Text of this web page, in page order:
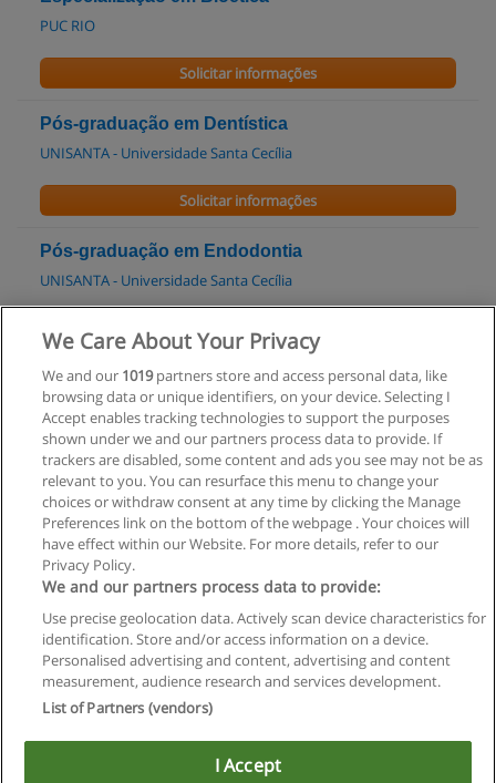
PUC RIO
Solicitar informações
Pós-graduação em Dentística
UNISANTA - Universidade Santa Cecília
Solicitar informações
Pós-graduação em Endodontia
UNISANTA - Universidade Santa Cecília
Solicitar informações
Especialização em Implantodontia
UNISANTA - Universidade Santa Cecília
Solicitar informações
Regras de uso
Privacidade de dados
Entrar em contato com Educaedu
Copyright © Educaedu Business S.L. - CIF : B-95610580: -
We Care About Your Privacy
We and our 1019partners store and access personal data, like
browsing data or unique identifiers, on your device. Selecting I
Accept enables tracking technologies to support the purposes
shown under we and our partners process data to provide. If
trackers are disabled, some content and ads you see may not be as
relevant to you. You can resurface this menu to change your
choices or withdraw consent at any time by clicking the Manage
Preferences link on the bottom of the webpage . Your choices will
have effect within our Website. For more details, refer to our
Privacy Policy.
We and our partners process data to provide:
Use precise geolocation data. Actively scan device characteristics for
identification. Store and/or access information on a device.
Personalised advertising and content, advertising and content
measurement, audience research and services development.
List of Partners (vendors)
I Accept